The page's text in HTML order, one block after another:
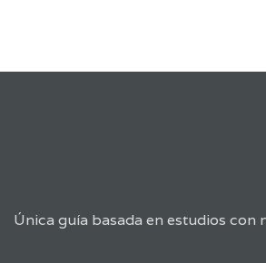
Única guía basada en estudios con